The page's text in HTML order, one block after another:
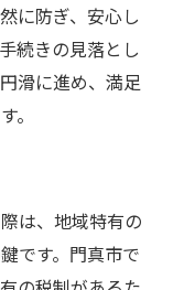
に防ぎ、安心し
続きの見落とし
滑に進め、満足
。
は、地域特有の
です。門真市で